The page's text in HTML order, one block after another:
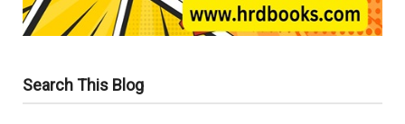
Search This Blog